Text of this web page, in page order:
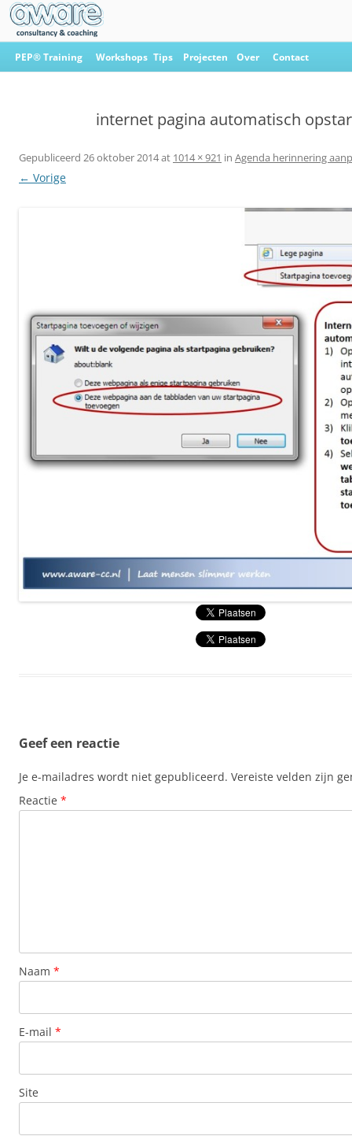
Ga
naar
PEP® Training Workshops Tips Projecten Over Contact
internet pagina automatisch
Gepubliceerd 26 oktober 2014at 1014 × 921 in Agenda herinnering
← Vorige
Geef een reactie
Je e-mailadres wordt niet gepubliceerd. Vereiste velden zijn
Reactie *
Naam *
E-mail *
Site